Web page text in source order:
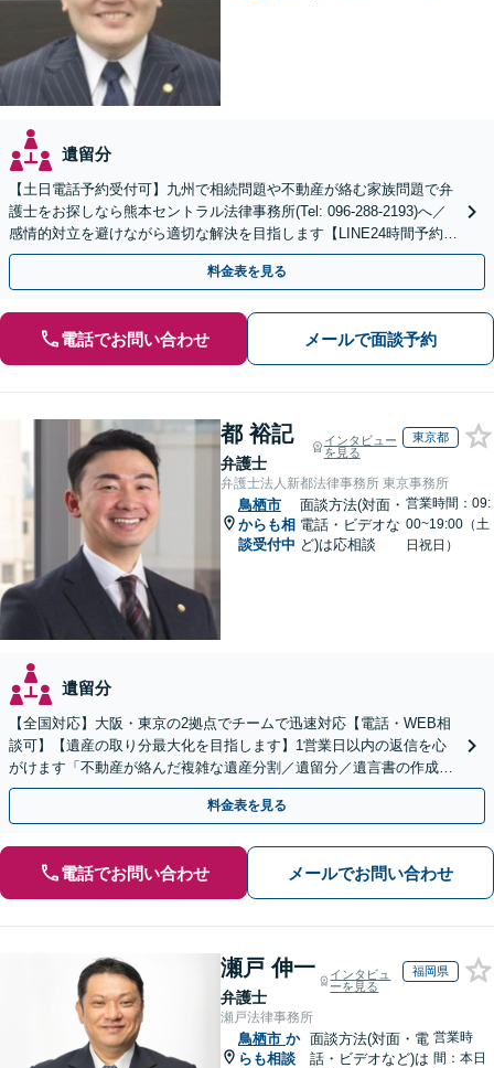
遺留分
【土日電話予約受付可】九州で相続問題や不動産が絡む家族問題で弁
護士をお探しなら熊本セントラル法律事務所(Tel: 096-288-2193)へ／
感情的対立を避けながら適切な解決を目指します【LINE24時間予約受
付可】【休日・夜間相談可】
料金表を見る
電話でお問い合わせ メールで面談予約
都 裕記
弁護士
インタビュー
を見る
東京都
弁護士法人新都法律事務所 東京事務所
鳥栖市
からも相
談受付中
面談方法(対面・
電話・ビデオな
ど)は応相談
営業時間：09:
00~19:00（土
日祝日）
遺留分
【全国対応】大阪・東京の2拠点でチームで迅速対応【電話・WEB相
談可】【遺産の取り分最大化を目指します】1営業日以内の返信を心
がけます「不動産が絡んだ複雑な遺産分割／遺留分／遺言書の作成・
執行／事業承継など、お任せください」【休日相談あり】
料金表を見る
電話でお問い合わせ メールでお問い合わせ
瀬戸 伸一
弁護士
インタビュ
ーを見る
福岡県
瀬戸法律事務所
鳥栖市 か
らも相談
面談方法(対面・電
話・ビデオなど)は
営業時
間：本日